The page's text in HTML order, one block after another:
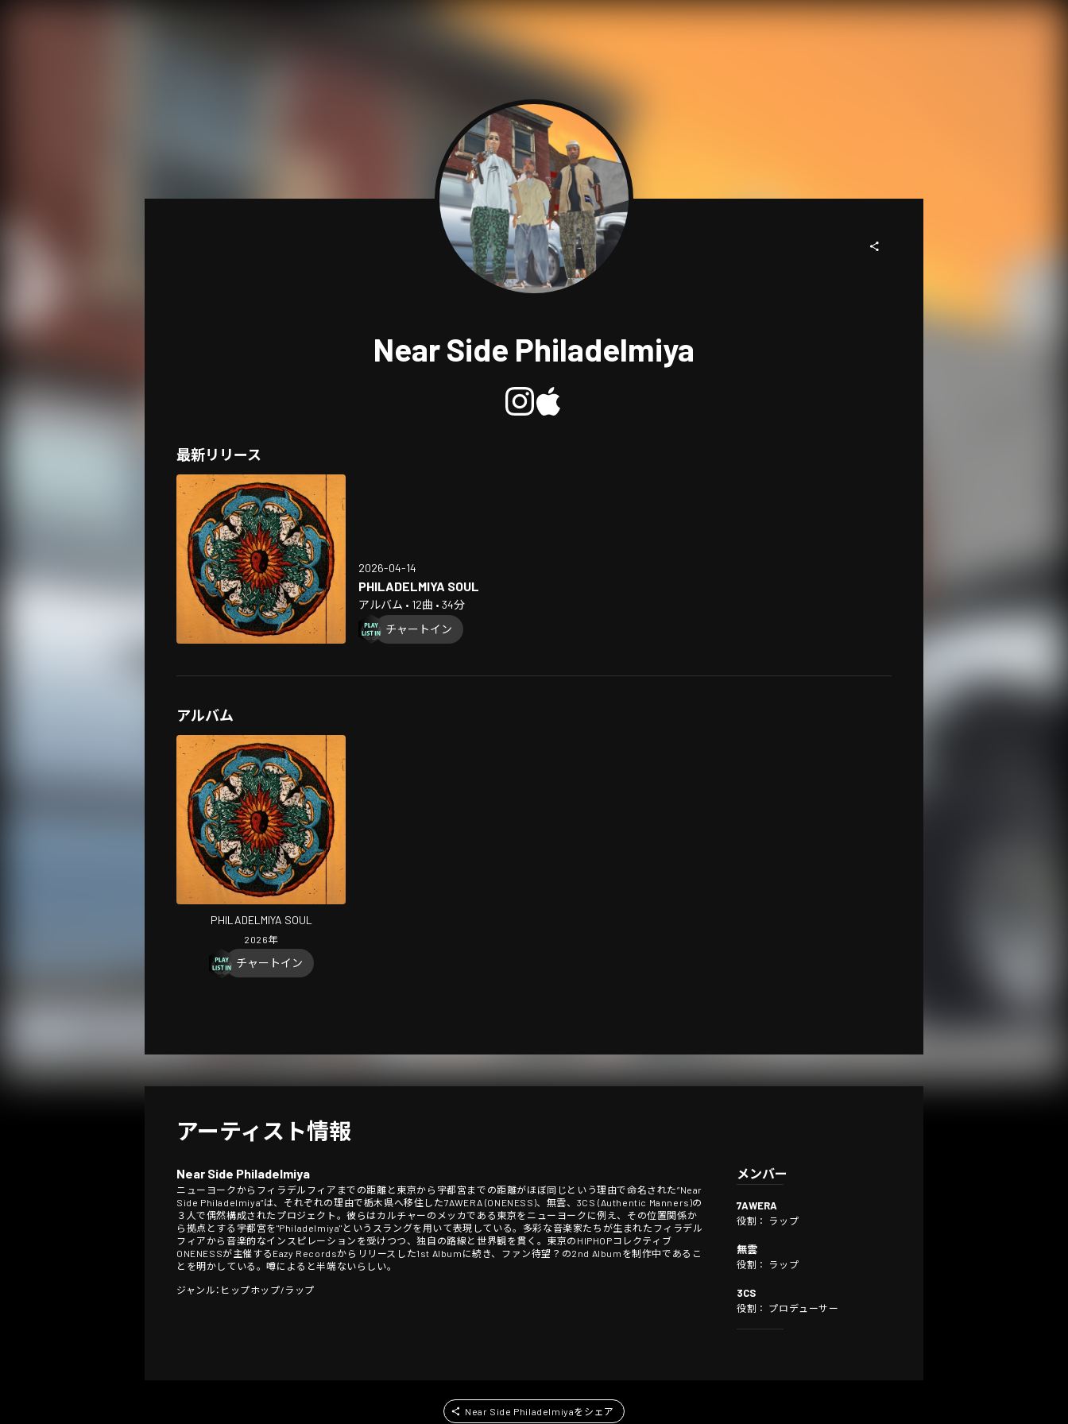
Near Side Philadelmiya
最新リリース
2026-04-14
PHILADELMIYA SOUL
アルバム • 12曲 • 34分
チャートイン
アルバム
PHILADELMIYA SOUL
2026年
チャートイン
アーティスト情報
Near Side Philadelmiya
ニューヨークからフィラデルフィアまでの距離と東京から宇都宮までの距離がほぼ同じという理由で命名された”Near
Side Philadelmiya”は、それぞれの理由で栃木県へ移住した7AWERA (ONENESS)、無雲、3CS (Authentic Manners)の
３人で偶然構成されたプロジェクト。彼らはカルチャーのメッカである東京をニューヨークに例え、その位置関係か
ら拠点とする宇都宮を''Philadelmiya"というスラングを用いて表現している。多彩な音楽家たちが生まれたフィラデル
フィアから音楽的なインスピレーションを受けつつ、独自の路線と世界観を貫く。東京のHIPHOPコレクティブ
ONENESSが主催するEazy Recordsからリリースした1st Albumに続き、ファン待望？の2nd Albumを制作中であるこ
とを明かしている。噂によると半端ないらしい。
ジャンル：ヒップホップ/ラップ
メンバー
7AWERA
役割： ラップ
無雲
役割： ラップ
3CS
役割： プロデューサー
Near Side Philadelmiyaをシェア